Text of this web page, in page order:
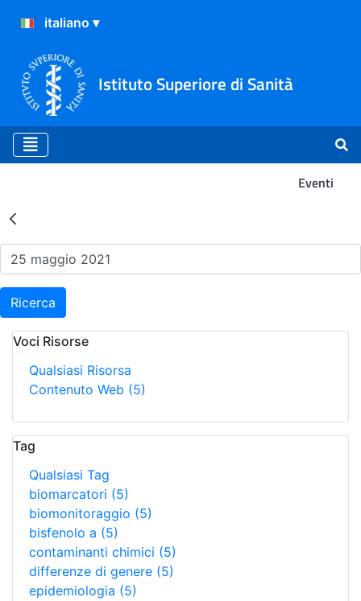
Istituto Superiore di Sanità
Eventi
Risultati della Ricerca -
Ricerca
Voci Risorse
Qualsiasi Risorsa
Contenuto Web (5)
Tag
Qualsiasi Tag
biomarcatori (5)
biomonitoraggio (5)
bisfenolo a (5)
contaminanti chimici (5)
differenze di genere (5)
epidemiologia (5)